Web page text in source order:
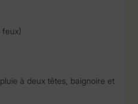
à deux têtes, baignoire et